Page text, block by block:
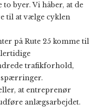
byer. Vi håber, at de
til at vælge cyklen
på Rute 25 komme til
trafikforhold,
spærringer.
at entreprenør
anlægsarbejdet.